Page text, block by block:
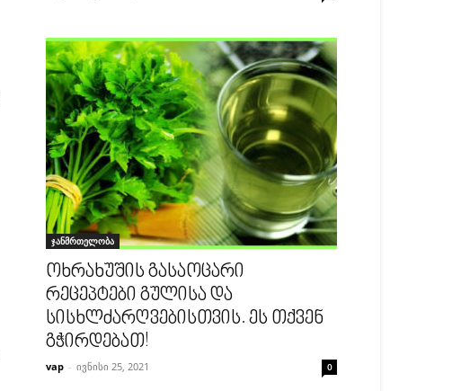
ჯანმრთელობა
ოხრახუშის გასაოცარი
რეცეპტები გულისა და
სისხლძარღვებისთვის. ეს თქვენ
გჭირდებათ!
vap - ივნისი 25, 2021 0